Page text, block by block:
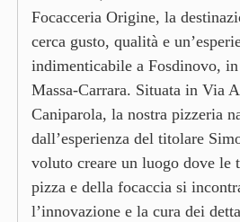
Focacceria Origine, la
cerca gusto, qualità e
indimenticabile a Fosdinovo,
Massa-Carrara. Situata in Via
Caniparola, la nostra pizzeria
dall’esperienza del titolare
voluto creare un luogo dove le
pizza e della focaccia si
l’innovazione e la cura dei